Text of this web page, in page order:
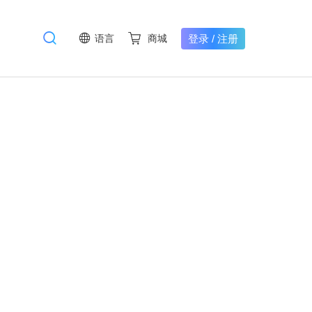
语言 商城 登录 /注册